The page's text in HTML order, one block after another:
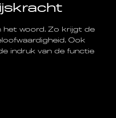
het woord. Zo krijgt de
Ook
indruk van de functie